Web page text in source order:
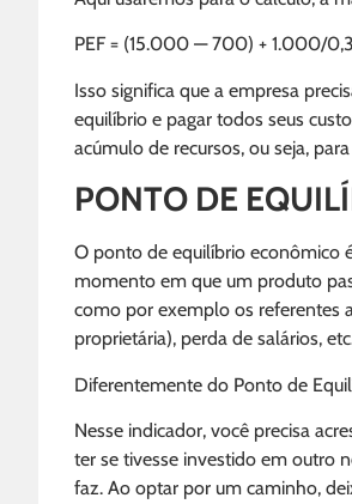
PEF = (15.000 — 700) + 1.000/
Isso significa que a empresa
equilíbrio e pagar todos seus
acúmulo de recursos, ou seja,
PONTO DE
O ponto de equilíbrio econômico
momento em que um produto
como por exemplo os referentes
proprietária), perda de salários,
Diferentemente do Ponto de
Nesse indicador, você precisa
ter se tivesse investido em outro
faz. Ao optar por um caminho,